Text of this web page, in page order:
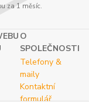
za 1 měsíc.
O
SPOLEČNOSTI
Telefony &
maily
Kontaktní
formulář